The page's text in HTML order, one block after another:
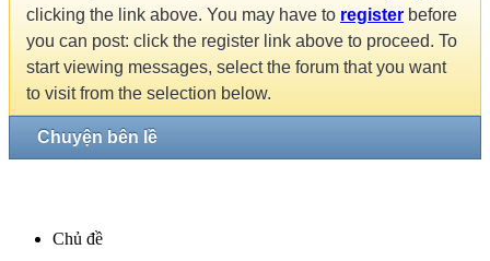
clicking the link above. You may have to register before
you can post: click the register link above to proceed. To
start viewing messages, select the forum that you want
to visit from the selection below.
Chuyện bên lề
Chủ đề